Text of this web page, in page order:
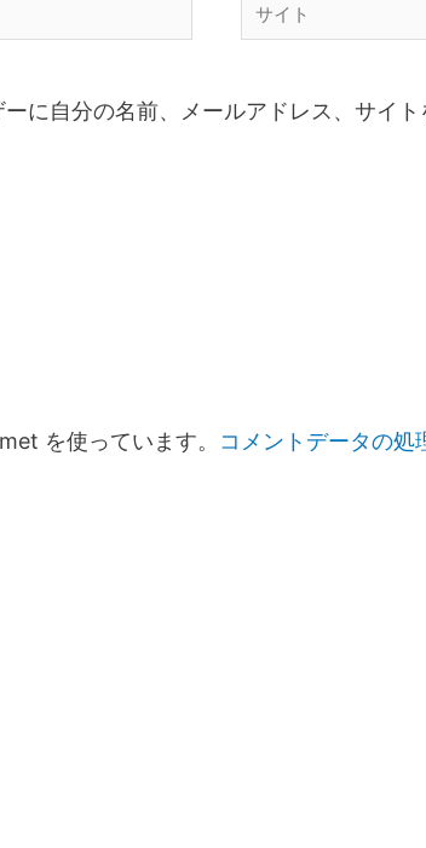
に自分の名前、メールアドレス、サイト
を使っています。 コメントデータの処